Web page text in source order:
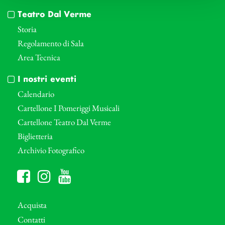
Teatro Dal Verme
Storia
Regolamento di Sala
Area Tecnica
I nostri eventi
Calendario
Cartellone I Pomeriggi Musicali
Cartellone Teatro Dal Verme
Biglietteria
Archivio Fotografico
Acquista
Contatti